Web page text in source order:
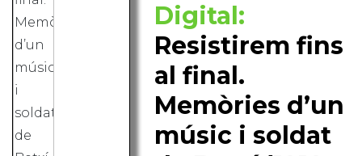
Digital:
Resistirem fins
al final.
Memòries d’un
músic i soldat